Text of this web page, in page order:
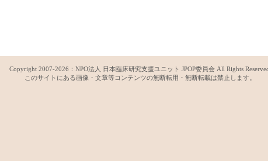
Copyright 2007-2026： NPO法人 日本臨床研究支援ユニット JPOP委員会All Rights
このサイトにある画像・文章等コンテンツの無断転用・無断転載は禁止します。